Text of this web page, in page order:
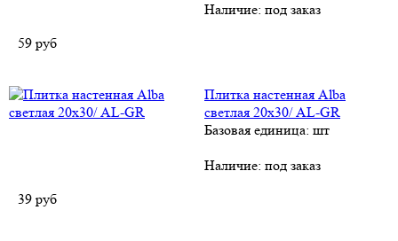
Наличие: под заказ
59 руб
Плитка настенная Alba
светлая 20х30/ АL-GR
Базовая единица: шт
Наличие: под заказ
39 руб